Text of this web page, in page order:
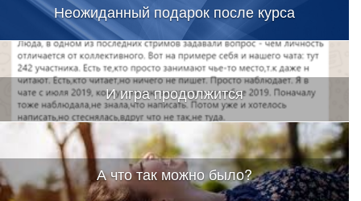
Неожиданный подарок после курса
И игра продолжится
А что так можно было?